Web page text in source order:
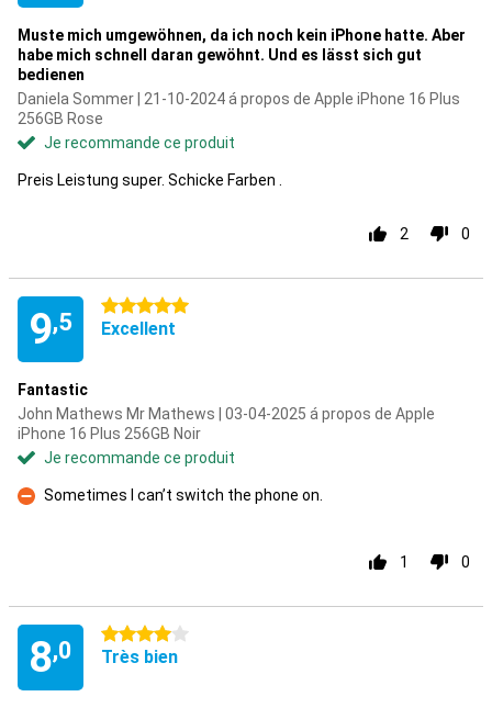
Muste mich umgewöhnen, da ich noch kein iPhone hatte. Aber
habe mich schnell daran gewöhnt. Und es lässt sich gut
bedienen
Daniela Sommer | 21-10-2024 á propos de Apple iPhone 16 Plus
256GB Rose
Je recommande ce produit
Preis Leistung super. Schicke Farben .
2 0
9,5
5 étoiles
Excellent
Fantastic
John Mathews Mr Mathews | 03-04-2025 á propos de Apple
iPhone 16 Plus 256GB Noir
Je recommande ce produit
Contre
Sometimes I can’t switch the phone on.
1 0
8,0
4 étoiles
Très bien